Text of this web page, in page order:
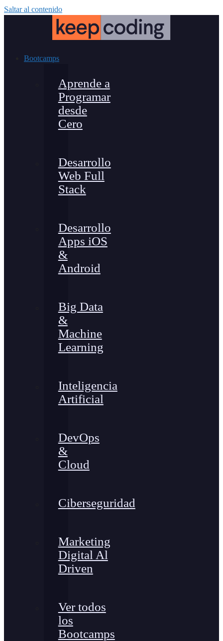
Saltar al contenido
Bootcamps
Aprende a
Programar
desde
Cero
Desarrollo
Web Full
Stack
Desarrollo
Apps iOS
&
Android
Big Data
&
Machine
Learning
Inteligencia
Artificial
DevOps
&
Cloud
Ciberseguridad
Marketing
Digital Al
Driven
Ver todos
los
Bootcamps